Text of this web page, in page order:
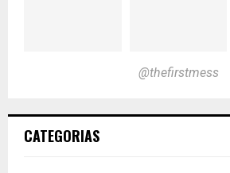
@thefirstmess
CATEGORIAS